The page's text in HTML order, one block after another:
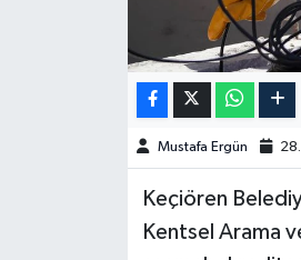
Mustafa Ergün
​​​​​​Keçiören
Kentsel Arama
Kim kimdir?
Kültür Sanat